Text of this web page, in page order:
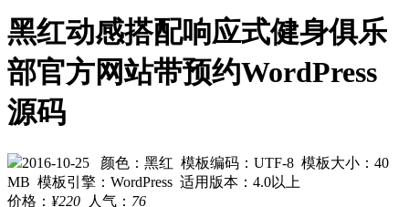
黑红动感搭配响应式健身俱乐
部官方网站带预约WordPress
源码
2016-10-25 颜色：黑红 模板编码：UTF-8 模板大小：40
MB 模板引擎：WordPress 适用版本：4.0以上
价格： ¥220 人气： 76